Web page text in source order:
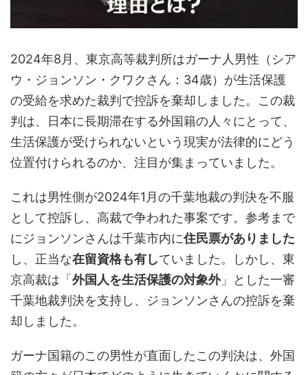
2024年8月、東京高等裁判所はガーナ人男性（ シア
ウ・ジョンソン・クワクさん：34歳） が生活保護
の受給を求めた裁判で控訴を棄却しました。この裁
判は、日本に長期滞在する外国籍の人々にとって、
生活保護が受けられないという現実が法律的にどう
位置付けられるのか、注目が集まっていました。
これは男性側が2024年1月の千葉地裁の判決を不服
として控訴し、高裁で争われた事案です。参考まで
にジョンソンさんは千葉市内に住民票がありました
し、正当な在留資格も有していました。しかし、東
京高裁は「 外国人を生活保護の対象外」とした一審
千葉地裁判決を支持し、ジョンソンさんの控訴を棄
却 しました。
ガーナ国籍のこの男性が直面したこの判決は、外国